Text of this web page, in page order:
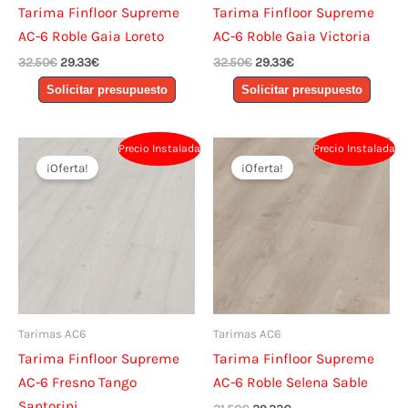
Tarima Finfloor Supreme
AC-6 Roble Gaia Loreto
32.50€ El
precio
original
29.33€El
precio
actual
Solicitar presupuesto
Tarima Finfloor Supreme
AC-6 Roble Gaia Victoria
32.50€ El
precio
original
29.33€El
precio
actual
Solicitar presupuesto
Precio Instalada
¡Oferta!
Tarimas AC6
Tarima Finfloor Supreme
AC-6 Fresno Tango
Precio Instalada
¡Oferta!
Tarimas AC6
Tarima Finfloor Supreme
AC-6 Roble Selena Sable